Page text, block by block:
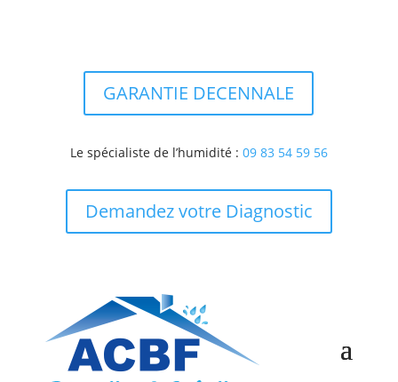
GARANTIE DECENNALE
Le spécialiste de l’humidité : 09 83 54 59 56
Demandez votre Diagnostic